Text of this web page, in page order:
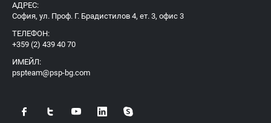
АДРЕС:
София, ул. Проф. Г. Брадистилов 4, ет. 3, офис 3
ТЕЛЕФОН:
+359 (2) 439 40 70
ИМЕЙЛ:
pspteam@psp-bg.com